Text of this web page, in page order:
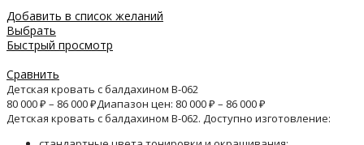
Добавить в список желаний
Выбрать
Быстрый просмотр
Сравнить
Детская кровать с балдахином B-062
80 000₽ – 86 000₽Диапазон цен: 80 000 ₽ – 86 000 ₽
Детская кровать с балдахином B-062. Доступно изготовление: